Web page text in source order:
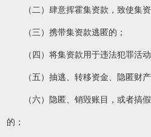
（二）肆意挥霍集资款，致使集资
（三）携带集资款逃匿的；
（四）将集资款用于违法犯罪活动
（五）抽逃、转移资金、隐匿财产
（六）隐匿、销毁账目，或者搞假
的；